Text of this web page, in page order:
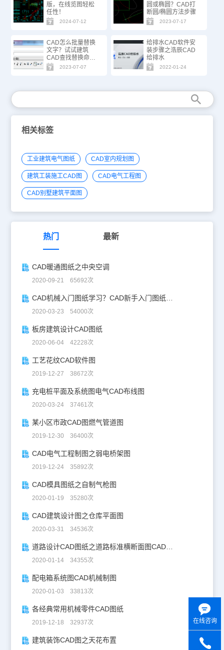
版，在线览图轻松
任性！
2024-07-12
圆或椭圆？CAD打
断圆/椭圆方法步骤
2023-07-17
CAD怎么批量替换
文字？试试建筑
CAD查找替换命
令！
2023-07-07
给排水CAD软件安
装步骤之浩辰CAD
给排水
2022-01-24
相关标签
工业建筑电气图纸 CAD室内规划图
建筑工装施工CAD图 CAD电气工程图
CAD别墅建筑平面图
热门 最新
CAD暖通图纸之中央空调
2020-09-21 65692次
CAD机械入门图纸学习？CAD新手入门图纸练习
2020-03-23 54000次
板房建筑设计CAD图纸
2020-06-04 42228次
工艺花纹CAD软件图
2019-12-27 38672次
充电桩平面及系统图电气CAD布线图
2020-03-24 37461次
某小区市政CAD图燃气管道图
2019-12-30 36400次
CAD电气工程制图之弱电桥架图
2019-12-24 35892次
CAD模具图纸之自制气枪图
2020-01-19 35280次
CAD建筑设计图之仓库平面图
2020-03-31 34536次
道路设计CAD图纸之道路标准横断面图CAD图纸
2020-01-14 34355次
配电箱系统图CAD机械制图
2020-01-03 33813次
各经典常用机械零件CAD图纸
2019-12-18 32937次
建筑装饰CAD图之天花布置
在线咨询